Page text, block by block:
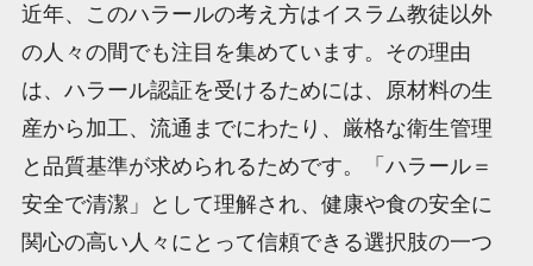
近年、このハラールの考え方はイスラム教徒以外
の人々の間でも注目を集めています。その理由
は、ハラール認証を受けるためには、原材料の生
産から加工、流通までにわたり、厳格な衛生管理
と品質基準が求められるためです。「ハラール＝
安全で清潔」として理解され、健康や食の安全に
関心の高い人々にとって信頼できる選択肢の一つ